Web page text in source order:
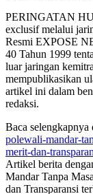
PERINGATAN
exclusif melalui
Resmi EXPOSE
40 Tahun 1999
luar jaringan
mempublikasikan
artikel ini dalam
redaksi.
Baca selengkapnya
polewali-mandar-
merit-dan-
Artikel berita
Mandar Tanpa
dan Transparansi